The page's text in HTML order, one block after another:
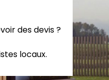
des devis ?
locaux.